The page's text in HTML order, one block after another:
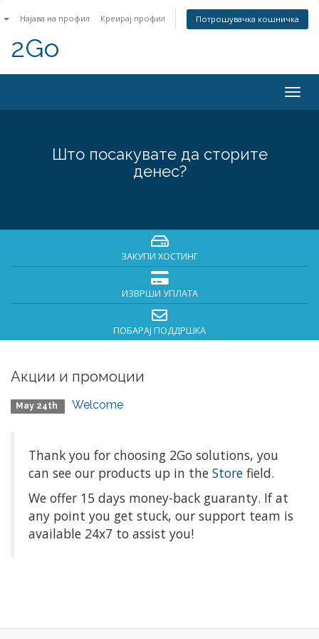
Најава на профил Креирај профил Потрошувачка кошничка
2Go
Што посакувате да сторите
денес?
ЗАКУПИ ХОСТИНГ
ИЗВРШИ УПЛАТА
ПОБАРАЈ ПОДДРШКА
Акции и промоции
May 24th Welcome
Thank you for choosing 2Go solutions, you
can see our products up in the Store field.
We offer 15 days money-back guaranty. If at
any point you get stuck, our support team is
available 24x7 to assist you!